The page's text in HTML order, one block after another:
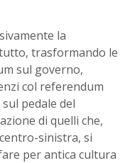
la
trasformando le
sul governo,
col referendum
pedale del
di quelli che,
sinistra, si
per antica cultura